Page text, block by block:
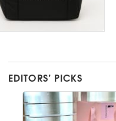
EDITORS’ PICKS